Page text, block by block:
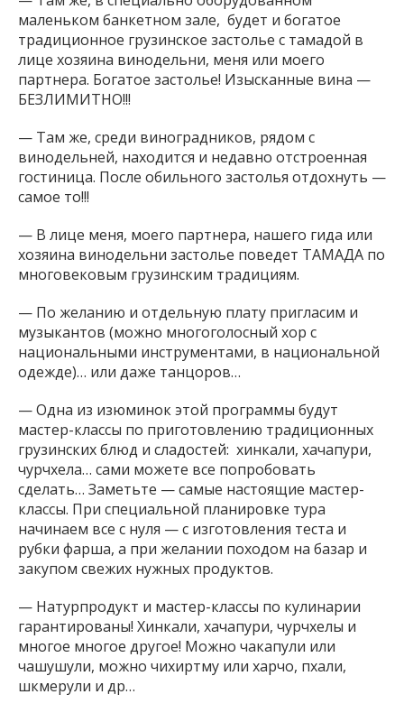
маленьком банкетном зале, будет и богатое
традиционное грузинское застолье с тамадой в
лице хозяина винодельни, меня или моего
партнера. Богатое застолье! Изысканные вина —
БЕЗЛИМИТНО!!!
— Там же, среди виноградников, рядом с
винодельней, находится и недавно отстроенная
гостиница. После обильного застолья отдохнуть —
самое то!!!
— В лице меня, моего партнера, нашего гида или
хозяина винодельни застолье поведет ТАМАДА по
многовековым грузинским традициям.
— По желанию и отдельную плату пригласим и
музыкантов (можно многоголосный хор с
национальными инструментами, в национальной
одежде)… или даже танцоров…
— Одна из изюминок этой программы будут
мастер-классы по приготовлению традиционных
грузинских блюд и сладостей: хинкали, хачапури,
чурчхела… сами можете все попробовать
сделать… Заметьте — самые настоящие мастер-
классы. При специальной планировке тура
начинаем все с нуля — с изготовления теста и
рубки фарша, а при желании походом на базар и
закупом свежих нужных продуктов.
— Натурпродукт и мастер-классы по кулинарии
гарантированы! Хинкали, хачапури, чурчхелы и
многое многое другое! Можно чакапули или
чашушули, можно чихиртму или харчо, пхали,
шкмерули и др…